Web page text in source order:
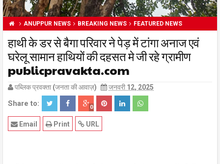
ANUPPUR NEWS BREAKING NEWS FEATURED NEWS
हाथी के डर से बैगा परिवार ने पेड़ में टांगा अनाज एवं
घरेलू सामान हाथियों की दहसत मे जी रहे ग्रामीण
publicpravakta.com
पब्लिक प्रवक्ता (जनता की आवाज़) जनवरी 12, 2025
Share to: 0
URL
Print
Email